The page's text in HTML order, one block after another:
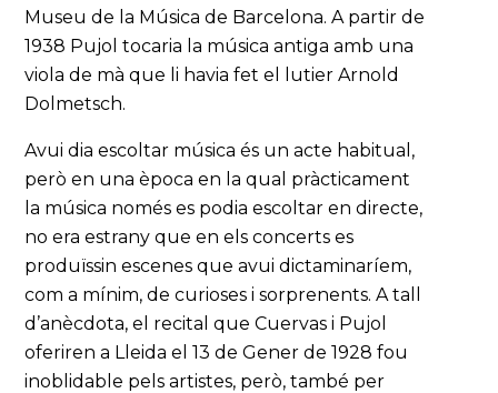
Museu de la Música de Barcelona. A partir de
1938 Pujol tocaria la música antiga amb una
viola de mà que li havia fet el lutier Arnold
Dolmetsch.
Avui dia escoltar música és un acte habitual,
però en una època en la qual pràcticament
la música només es podia escoltar en directe,
no era estrany que en els concerts es
produïssin escenes que avui dictaminaríem,
com a mínim, de curioses i sorprenents. A tall
d’anècdota, el recital que Cuervas i Pujol
oferiren a Lleida el 13 de Gener de 1928 fou
inoblidable pels artistes, però, també per